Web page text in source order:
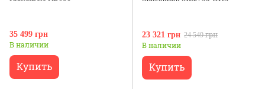
35 499 грн
В наличии
Купить
23 321 грн 24 549 грн
В наличии
Купить